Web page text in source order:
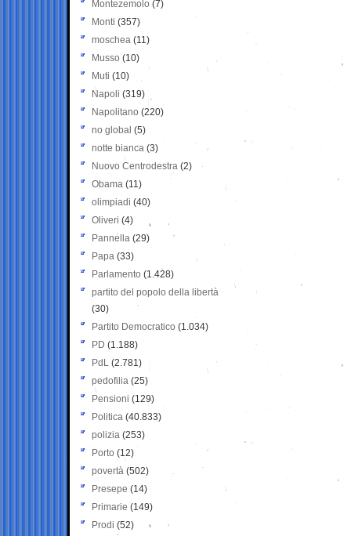
Montezemolo (7)
Monti (357)
moschea (11)
Musso (10)
Muti (10)
Napoli (319)
Napolitano (220)
no global (5)
notte bianca (3)
Nuovo Centrodestra (2)
Obama (11)
olimpiadi (40)
Oliveri (4)
Pannella (29)
Papa (33)
Parlamento (1.428)
partito del popolo della libertà
(30)
Partito Democratico (1.034)
PD (1.188)
PdL (2.781)
pedofilia (25)
Pensioni (129)
Politica (40.833)
polizia (253)
Porto (12)
povertà (502)
Presepe (14)
Primarie (149)
Prodi (52)